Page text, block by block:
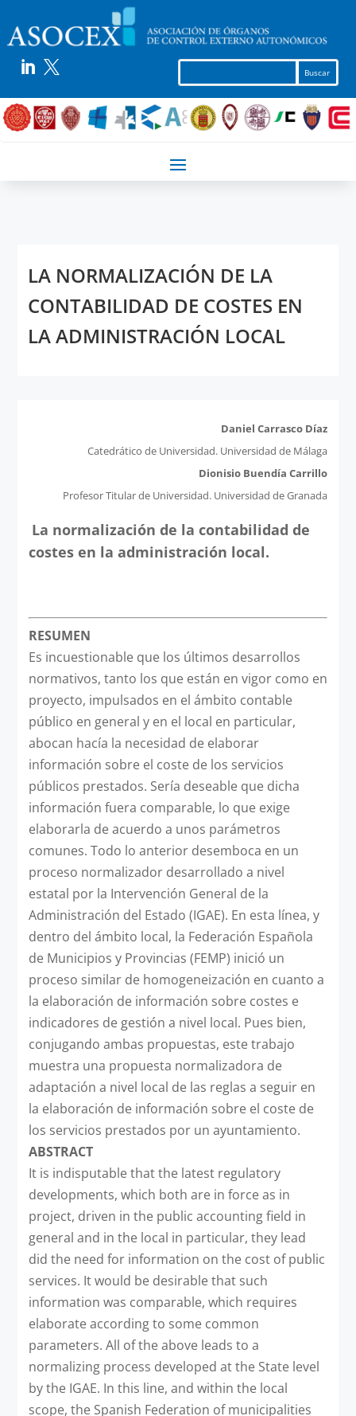
 
LA NORMALIZACIÓN DE LA
CONTABILIDAD DE COSTES EN
LA ADMINISTRACIÓN LOCAL
Daniel Carrasco Díaz
Catedrático de Universidad. Universidad de Málaga
Dionisio Buendía Carrillo
Profesor Titular de Universidad. Universidad de Granada
La normalización de la contabilidad de
costes en la administración local.
RESUMEN
Es incuestionable que los últimos desarrollos
normativos, tanto los que están en vigor como en
proyecto, impulsados en el ámbito contable
público en general y en el local en particular,
abocan hacía la necesidad de elaborar
información sobre el coste de los servicios
públicos prestados. Sería deseable que dicha
información fuera comparable, lo que exige
elaborarla de acuerdo a unos parámetros
comunes. Todo lo anterior desemboca en un
proceso normalizador desarrollado a nivel
estatal por la Intervención General de la
Administración del Estado (IGAE). En esta línea, y
dentro del ámbito local, la Federación Española
de Municipios y Provincias (FEMP) inició un
proceso similar de homogeneización en cuanto a
la elaboración de información sobre costes e
indicadores de gestión a nivel local. Pues bien,
conjugando ambas propuestas, este trabajo
muestra una propuesta normalizadora de
adaptación a nivel local de las reglas a seguir en
la elaboración de información sobre el coste de
los servicios prestados por un ayuntamiento.
ABSTRACT
It is indisputable that the latest regulatory
developments, which both are in force as in
project, driven in the public accounting field in
general and in the local in particular, they lead
did the need for information on the cost of public
services. It would be desirable that such
information was comparable, which requires
elaborate according to some common
parameters. All of the above leads to a
normalizing process developed at the State level
by the IGAE. In this line, and within the local
scope, the Spanish Federation of municipalities